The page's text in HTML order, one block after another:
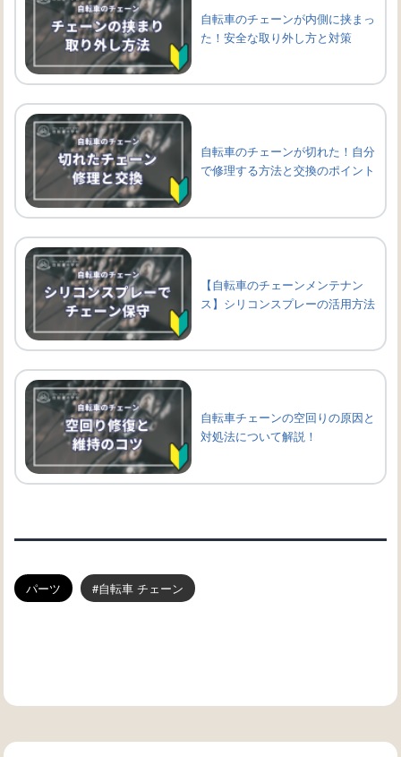
自転車のチェーンが内側に挟まっ
た！安全な取り外し方と対策
自転車のチェーンが切れた！自分
で修理する方法と交換のポイント
【自転車のチェーンメンテナン
ス】シリコンスプレーの活用方法
自転車チェーンの空回りの原因と
対処法について解説！
パーツ 自転車 チェーン